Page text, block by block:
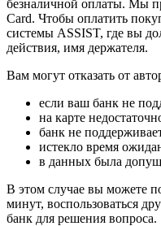
безналичной оплаты. Мы
Card. Чтобы оплатить
системы ASSIST, где вы
действия, имя держателя.
Вам могут отказать от
если ваш банк не
на карте
банк не
истекло время
в данных была
В этом случае вы можете
минут, воспользоваться
банк для решения вопроса.